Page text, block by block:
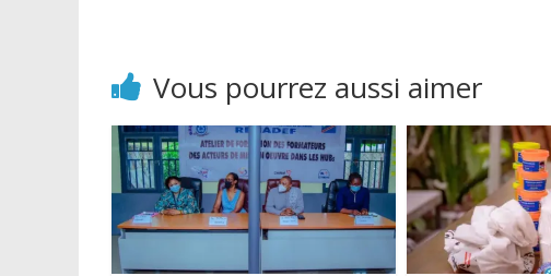
Vous pourrez aussi aimer